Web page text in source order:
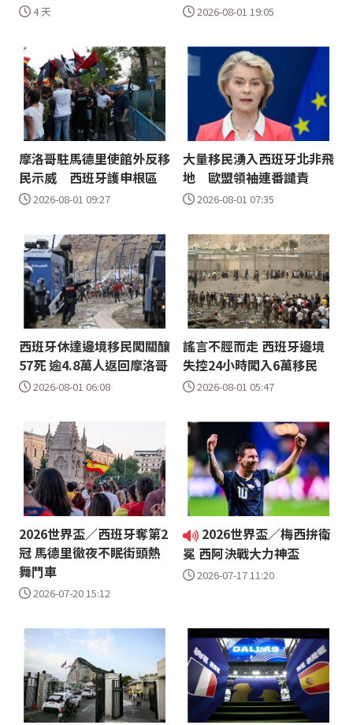
4 天 2026-08-01 19:05
摩洛哥駐馬德里使館外反移
民示威 西班牙護申根區
2026-08-01 09:27
大量移民湧入西班牙北非飛
地 歐盟領袖連番譴責
2026-08-01 07:35
西班牙休達邊境移民闖關釀
57死 逾4.8萬人返回摩洛哥
2026-08-01 06:08
謠言不脛而走 西班牙邊境
失控24小時闖入6萬移民
2026-08-01 05:47
2026世界盃／西班牙奪第2
冠 馬德里徹夜不眠街頭熱
舞鬥車
2026-07-20 15:12
2026世界盃／梅西拚衛
冕 西阿決戰大力神盃
2026-07-17 11:20